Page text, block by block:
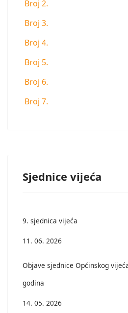
Broj 2.
Broj 3.
Broj 4.
Broj 5.
Broj 6.
Broj 7.
Sjednice vijeća
9. sjednica vijeća
11. 06. 2026
Objave sjednice Općinskog
godina
14. 05. 2026